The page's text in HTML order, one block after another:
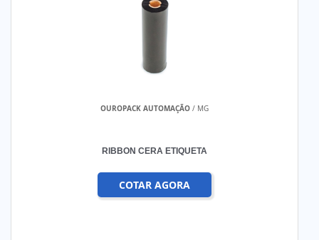
OUROPACK AUTOMAÇÃO / MG
RIBBON CERA ETIQUETA
COTAR AGORA